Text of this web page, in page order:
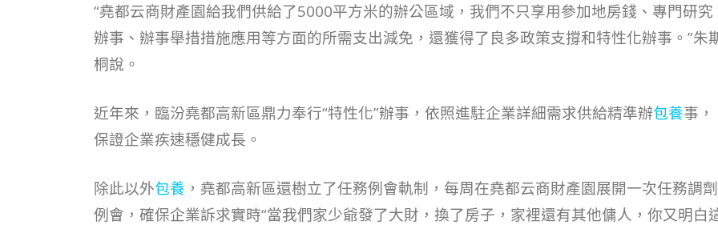
“堯都云商財產園給我們供給了5000平方米的辦公區域，我們不只享用參加地房錢、專門研究
辦事、辦事舉措措施應用等方面的所需支出減免，還獲得了良多政策支撐和特性化辦事。”朱
桐說。
近年來，臨汾堯都高新區鼎力奉行“特性化”辦事，依照進駐企業詳細需求供給精準辦包養事，
保證企業疾速穩健成長。
除此以外包養 ，堯都高新區還樹立了任務例會軌制，每周在堯都云商財產園展開一次任務調劑
例會，確保企業訴求實時“當我們家少爺發了大財，換了房子，家裡還有其他傭人，你又明白